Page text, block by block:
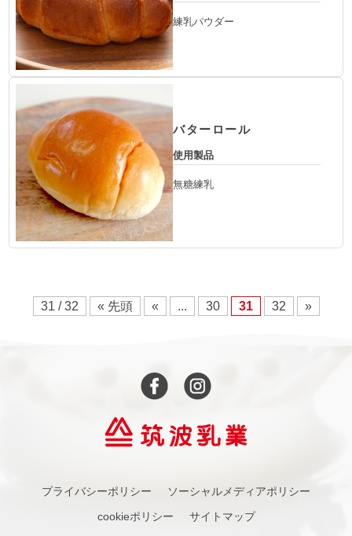
練乳パウダー
バターロール
使用製品
無糖練乳
31 / 32 « 先頭 « ... 30 31 32 »
プライバシーポリシー
ソーシャルメディアポリシー
cookieポリシー
サイトマップ